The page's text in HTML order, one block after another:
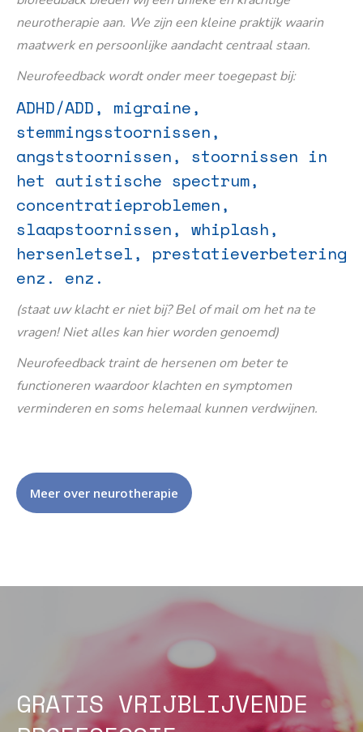
neurotherapie aan. We zijn een kleine praktijk waarin
maatwerk en persoonlijke aandacht centraal staan.
Neurofeedback wordt onder meer toegepast bij:
ADHD/ADD, migraine,
stemmingsstoornissen,
angststoornissen, stoornissen in
het autistische spectrum,
concentratieproblemen,
slaapstoornissen, whiplash,
hersenletsel, prestatieverbetering
enz. enz.
(staat uw klacht er niet bij? Bel of mail om het na te
vragen! Niet alles kan hier worden genoemd)
Neurofeedback traint de hersenen om beter te
functioneren waardoor klachten en symptomen
verminderen en soms helemaal kunnen verdwijnen.
Meer over neurotherapie
GRATIS VRIJBLIJVENDE